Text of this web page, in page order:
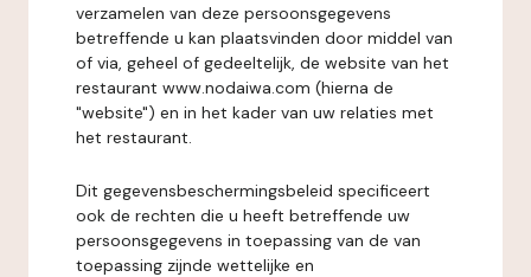
verzamelen van deze persoonsgegevens
betreffende u kan plaatsvinden door middel van
of via, geheel of gedeeltelijk, de website van het
restaurant www.nodaiwa.com (hierna de
"website") en in het kader van uw relaties met
het restaurant.
Dit gegevensbeschermingsbeleid specificeert
ook de rechten die u heeft betreffende uw
persoonsgegevens in toepassing van de van
toepassing zijnde wettelijke en